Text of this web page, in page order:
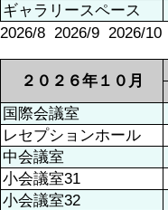
ギャラリースペース
2026/8 2026/9 2026/10
２０２６年１０月
国際会議室
レセプションホール
中会議室
小会議室31
小会議室32